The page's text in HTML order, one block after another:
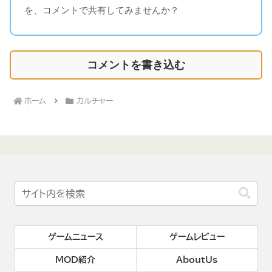
を、コメントで共有してみませんか？
コメントを書き込む
ホーム カルチャー
ゲームニュース ゲームレビュー
MOD紹介 AboutUs